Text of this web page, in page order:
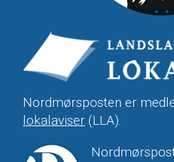
Nordmørsposten er
lokalaviser (LLA).